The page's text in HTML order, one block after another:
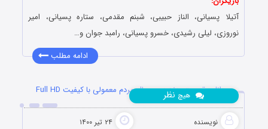
آتیلا پسیانی، الناز حبیبی، شبنم مقدمی، ستاره پسیانی، امیر
نوروزی، لیلی رشیدی، خسرو پسیانی، رامبد جوان و…
ادامه مطلب
دانلود قسمت هفدهم سریال مردم معمولی با کیفیت Full HD
نویسنده ۲۴ تیر ۱۴۰۰
هیچ نظر